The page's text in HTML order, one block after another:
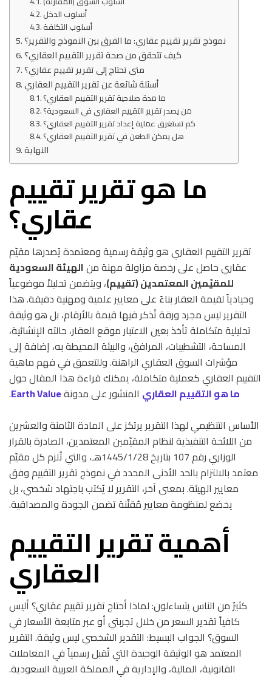
أسلوب الدخل
أسلوب التكلفة
نموذج تقرير تقييم عقاري: ما الفرق بين النموذج والتقرير؟
كيف تتحقق من صحة تقرير التقييم العقاري؟
متى تحتاج إلى تقرير تقييم عقاري؟
أسئلة شائعة عن تقرير التقييم العقاري
ما مدة صلاحية تقرير التقييم العقاري؟
من يصدر تقرير التقييم العقاري في السعودية؟
كم تستغرق عملية إعداد تقرير التقييم العقاري؟
هل يمكن الطعن في تقرير التقييم العقاري؟
النهاية
ما هو تقرير تقييم
عقاري؟
تقرير التقييم العقاري هو وثيقة رسمية ومعتمدة يُصدرها مقيّم
عقاري حاصل على رخصة مزاولة مهنة منالهيئة السعودية
للمقيّمين المعتمدين (تقييم)، ويتضمن تحليلاً موضوعياً
وحيادياً لقيمة العقار بناءً على معايير علمية ومهنية دقيقة. هذا
التقرير ليس مجرد ورقة تُذكر فيها قيمة بالأرقام، بل هو وثيقة
تحليلية متكاملة تأخذ بعين الاعتبار موقع العقار، حالته الإنشائية،
المساحة، التشطيبات، المرافق، والبيئة المحيطة به، إضافة إلى
مؤشرات السوق العقاري الراهنة. وللتعمق في فهم ماهية
التقييم العقاري كعملية متكاملة، يمكنك قراءة هذا المقال حول
ما هو التقييم العقاري المنشور على مدونةEarth Value
.
الأساس التنظيمي لهذا التقرير يرتكز على المادة الثامنة والعشرين
من اللائحة التنفيذية لنظام المقيّمين المعتمدين، الصادرة بالقرار
الوزاري رقم 107 بتاريخ 1445/1/28هـ، والتي تُلزم كل مقيّم
معتمد بالالتزام بالحد الأدنى المحدد في نموذج تقرير التقييم وفق
معايير الهيئة. بمعنى آخر، التقرير لا يُكتب باجتهاد شخصي، بل
يخضع لمنظومة معايير مُقنّنة تضمن الجودة والمصداقية.
أهمية تقرير التقييم
العقاري
كثيرٌ من الناس يتساءلون: لماذا أحتاج تقرير تقييم عقاري؟ أليس
كافياً تقدير السعر من خلال تجربتي أو عبر متابعة الأسعار في
السوق؟ الجواب البسيط: التقدير الشخصي ليس وثيقة. التقرير
المعتمد هو الوثيقة الوحيدة التي تُقبل رسمياً في المعاملات
القانونية، المالية، والإدارية في المملكة العربية السعودية.